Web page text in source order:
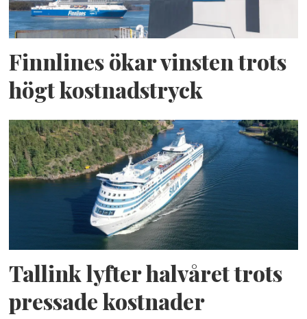
Finnlines ökar vinsten trots
högt kostnadstryck
Tallink lyfter halvåret trots
pressade kostnader